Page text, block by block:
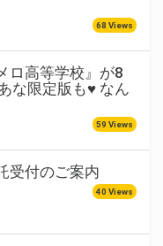
68 Views
ロ高等学校』が8
な限定版も♥ なん
59 Views
受付のご案内
40 Views